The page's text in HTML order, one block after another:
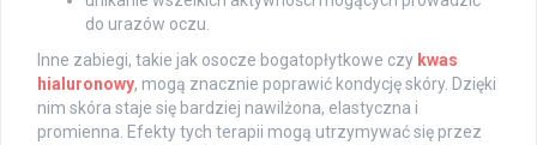
do urazów oczu.
Inne zabiegi, takie jak osocze bogatopłytkowe czy kwas
hialuronowy, mogą znacznie poprawić kondycję skóry. Dzięki
nim skóra staje się bardziej nawilżona, elastyczna i
promienna. Efekty tych terapii mogą utrzymywać się przez